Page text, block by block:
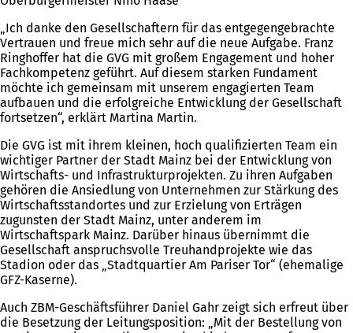
„Ich danke den Gesellschaftern für das entgegengebrachte
Vertrauen und freue mich sehr auf die neue Aufgabe. Franz
Ringhoffer hat die GVG mit großem Engagement und hoher
Fachkompetenz geführt. Auf diesem starken Fundament
möchte ich gemeinsam mit unserem engagierten Team
aufbauen und die erfolgreiche Entwicklung der Gesellschaft
fortsetzen“, erklärt Martina Martin.
Die GVG ist mit ihrem kleinen, hoch qualifizierten Team ein
wichtiger Partner der Stadt Mainz bei der Entwicklung von
Wirtschafts- und Infrastrukturprojekten. Zu ihren Aufgaben
gehören die Ansiedlung von Unternehmen zur Stärkung des
Wirtschaftsstandortes und zur Erzielung von Erträgen
zugunsten der Stadt Mainz, unter anderem im
Wirtschaftspark Mainz. Darüber hinaus übernimmt die
Gesellschaft anspruchsvolle Treuhandprojekte wie das
Stadion oder das „Stadtquartier Am Pariser Tor“ (ehemalige
GFZ-Kaserne).
Auch ZBM-Geschäftsführer Daniel Gahr zeigt sich erfreut über
die Besetzung der Leitungsposition: „Mit der Bestellung von